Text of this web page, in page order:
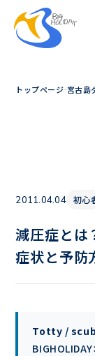
トップページ 宮古島
2011.04.04 初心
減圧症とは
症状と予防
Totty /